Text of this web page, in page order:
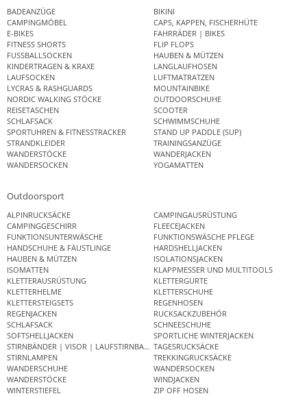
BADEANZÜGE
BIKINI
CAMPINGMÖBEL
CAPS, KAPPEN, FISCHERHÜTE
E-BIKES
FAHRRÄDER | BIKES
FITNESS SHORTS
FLIP FLOPS
FUSSBALLSOCKEN
HAUBEN & MÜTZEN
KINDERTRAGEN & KRAXE
LANGLAUFHOSEN
LAUFSOCKEN
LUFTMATRATZEN
LYCRAS & RASHGUARDS
MOUNTAINBIKE
NORDIC WALKING STÖCKE
OUTDOORSCHUHE
REISETASCHEN
SCOOTER
SCHLAFSACK
SCHWIMMSCHUHE
SPORTUHREN & FITNESSTRACKER
STAND UP PADDLE (SUP)
STRANDKLEIDER
TRAININGSANZÜGE
WANDERSTÖCKE
WANDERJACKEN
WANDERSOCKEN
YOGAMATTEN
Outdoorsport
ALPINRUCKSÄCKE
CAMPINGAUSRÜSTUNG
CAMPINGGESCHIRR
FLEECEJACKEN
FUNKTIONSUNTERWÄSCHE
FUNKTIONSWÄSCHE PFLEGE
HANDSCHUHE & FÄUSTLINGE
HARDSHELLJACKEN
HAUBEN & MÜTZEN
ISOLATIONSJACKEN
ISOMATTEN
KLAPPMESSER UND MULTITOOLS
KLETTERAUSRÜSTUNG
KLETTERGURTE
KLETTERHELME
KLETTERSCHUHE
KLETTERSTEIGSETS
REGENHOSEN
REGENJACKEN
RUCKSACKZUBEHÖR
SCHLAFSACK
SCHNEESCHUHE
SOFTSHELLJACKEN
SPORTLICHE WINTERJACKEN
STIRNBÄNDER | VISOR | LAUFSTIRNBANDTAGESRUCKSÄCKE
STIRNLAMPEN
TREKKINGRUCKSÄCKE
WANDERSCHUHE
WANDERSOCKEN
WANDERSTÖCKE
WINDJACKEN
WINTERSTIEFEL
ZIP OFF HOSEN